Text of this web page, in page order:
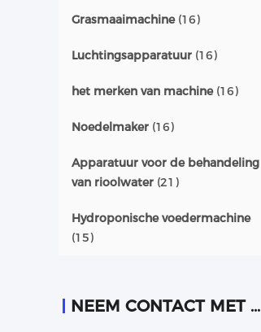
Grasmaaimachine(16)
Luchtingsapparatuur (16)
het merken van machine(16)
Noedelmaker (16)
Apparatuur voor de behandeling
van rioolwater (21)
Hydroponische voedermachine
(15)
NEEM CONTACT MET ONS OP